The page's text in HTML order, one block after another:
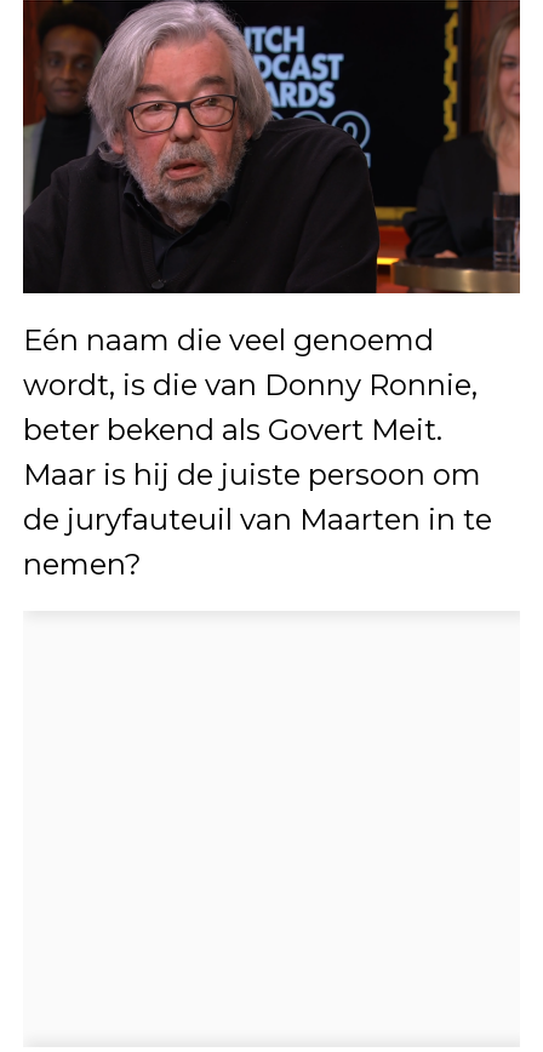
Eén naam die veel genoemd
wordt, is die van Donny Ronnie,
beter bekend als Govert Meit.
Maar is hij de juiste persoon om
de juryfauteuil van Maarten in te
nemen?